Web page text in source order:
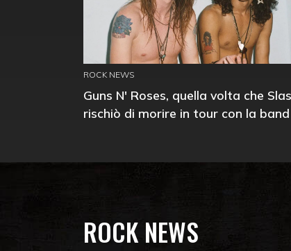
ROCK NEWS
Guns N' Roses, quella volta che
rischiò di morire in tour con la band
ROCK NEWS